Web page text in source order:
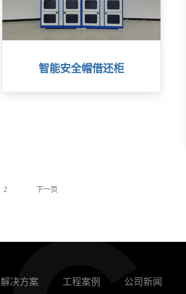
智能安全帽借还柜
2 下一页
解决方案 工程案例 公司新闻